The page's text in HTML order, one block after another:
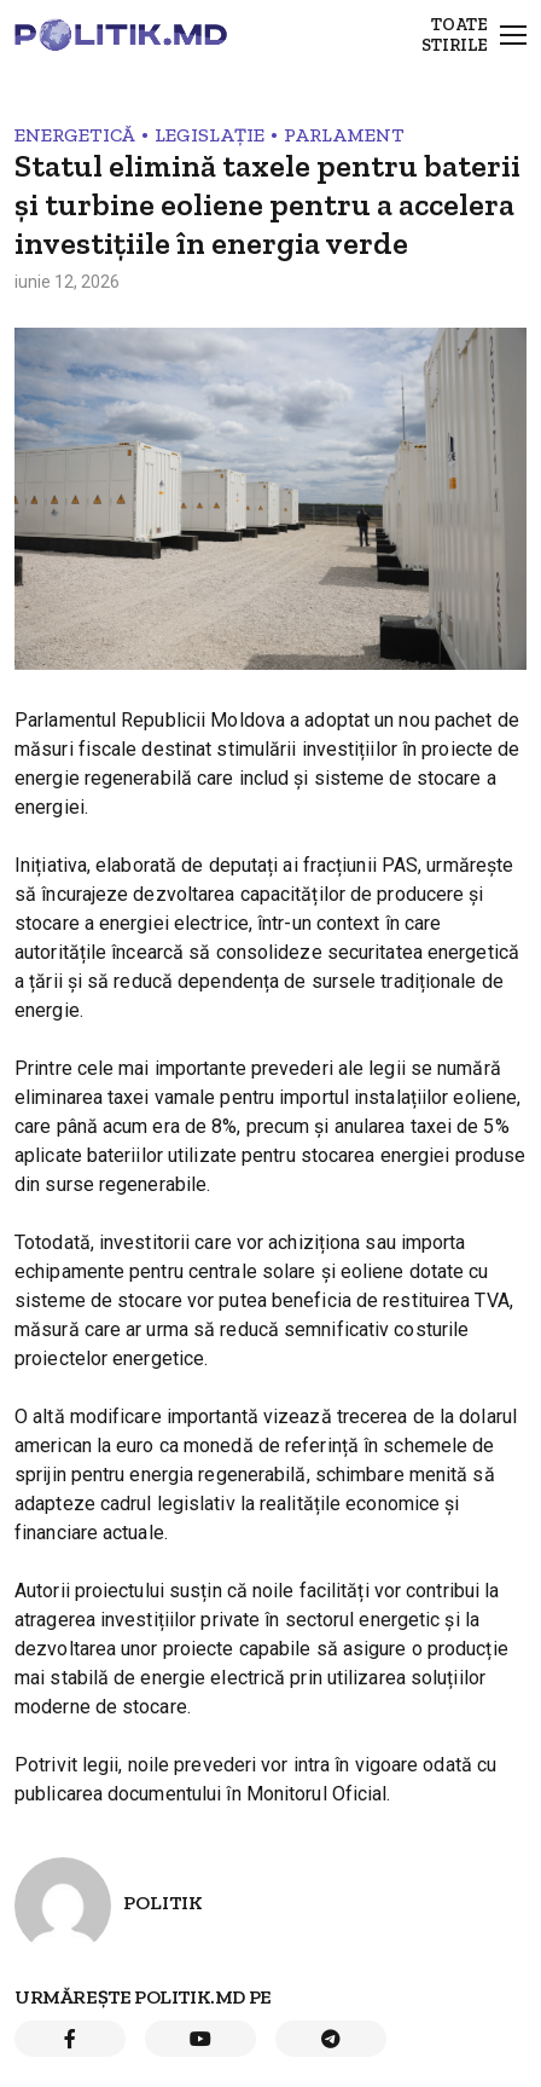
TOATE
STIRILE
ENERGETICĂ • LEGISLAȚIE • PARLAMENT
Statul elimină taxele pentru baterii
și turbine eoliene pentru a accelera
investițiile în energia verde
iunie 12, 2026
Parlamentul Republicii Moldova a adoptat un nou pachet de
măsuri fiscale destinat stimulării investițiilor în proiecte de
energie regenerabilă care includ și sisteme de stocare a
energiei.
Inițiativa, elaborată de deputați ai fracțiunii PAS, urmărește
să încurajeze dezvoltarea capacităților de producere și
stocare a energiei electrice, într-un context în care
autoritățile încearcă să consolideze securitatea energetică
a țării și să reducă dependența de sursele tradiționale de
energie.
Printre cele mai importante prevederi ale legii se numără
eliminarea taxei vamale pentru importul instalațiilor eoliene,
care până acum era de 8%, precum și anularea taxei de 5%
aplicate bateriilor utilizate pentru stocarea energiei produse
din surse regenerabile.
Totodată, investitorii care vor achiziționa sau importa
echipamente pentru centrale solare și eoliene dotate cu
sisteme de stocare vor putea beneficia de restituirea TVA,
măsură care ar urma să reducă semnificativ costurile
proiectelor energetice.
O altă modificare importantă vizează trecerea de la dolarul
american la euro ca monedă de referință în schemele de
sprijin pentru energia regenerabilă, schimbare menită să
adapteze cadrul legislativ la realitățile economice și
financiare actuale.
Autorii proiectului susțin că noile facilități vor contribui la
atragerea investițiilor private în sectorul energetic și la
dezvoltarea unor proiecte capabile să asigure o producție
mai stabilă de energie electrică prin utilizarea soluțiilor
moderne de stocare.
Potrivit legii, noile prevederi vor intra în vigoare odată cu
publicarea documentului în Monitorul Oficial.
POLITIK
URMĂREȘTE POLITIK.MD PE